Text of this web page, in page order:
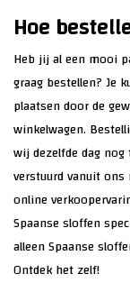
Hoe
Heb jij al een mooi
graag bestellen? Je
plaatsen door de
winkelwagen.
wij dezelfde dag nog
verstuurd vanuit
online
Spaanse sloffen
alleen Spaanse
Ontdek het zelf!